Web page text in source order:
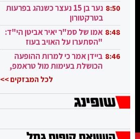
8:50
נער בן 15 נעצר כשנהג בפרעות
בטרקטורון
8:48 אמו של סמ"ר יאיר אביטן הי"ד:
"הסתערו על האויב בעוז
ובגבורה" 8:46 ביידן אמר כי למרות ההופעה
הכושלת בעימות מול טראמפ,
לכל המבזקים >>